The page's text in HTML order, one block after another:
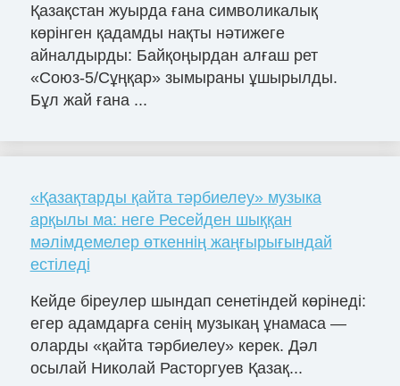
Қазақстан жуырда ғана символикалық
көрінген қадамды нақты нәтижеге
айналдырды: Байқоңырдан алғаш рет
«Союз-5/Сұңқар» зымыраны ұшырылды.
Бұл жай ғана ...
«Қазақтарды қайта тәрбиелеу» музыка
арқылы ма: неге Ресейден шыққан
мәлімдемелер өткеннің жаңғырығындай
естіледі
Кейде біреулер шындап сенетіндей көрінеді:
егер адамдарға сенің музыкаң ұнамаса —
оларды «қайта тәрбиелеу» керек. Дәл
осылай Николай Расторгуев Қазақ...